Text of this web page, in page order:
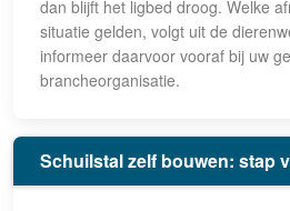
dan blijft het ligbed droog. Welke
situatie gelden, volgt uit de
informeer daarvoor vooraf bij uw
brancheorganisatie.
Schuilstal zelf bouwen: stap